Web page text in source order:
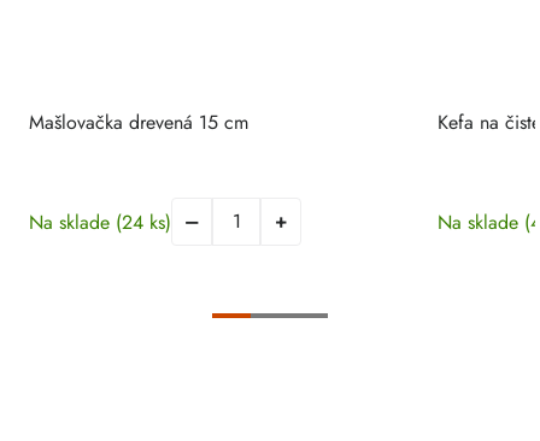
Mašlovačka drevená 15 cm
Na sklade (24 ks)
Kefa na
Na sklade